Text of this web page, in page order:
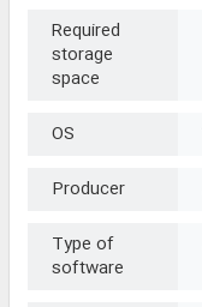
Required
storage
space
OS
Producer
Type of
software